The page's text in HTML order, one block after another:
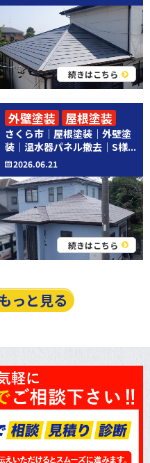
続きはこちら
さくら市｜屋根塗装｜外壁塗
装｜温水器パネル撤去｜S様...
2026.06.21
続きはこちら
外壁塗装
屋根塗装
その他工事
っと見る